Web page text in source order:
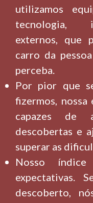
utilizamos
tecnologia,
externos, que
carro da
perceba.
Por pior que
fizermos, nossa
capazes de
descobertas e
superar as
Nosso
expectativas.
descoberto,